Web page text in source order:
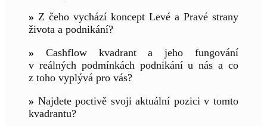
» Z čeho vychází koncept Levé a Pravé strany
života a podnikání?
» Cashflow kvadrant a jeho fungování
v reálných podmínkách podnikání u nás a co
z toho vyplývá pro vás?
» Najdete poctivě svoji aktuální pozici v tomto
kvadrantu?